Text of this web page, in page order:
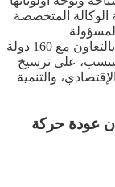
الوكالة المتخصصة
والمستدامة والمتاحة للجميع. وتعمل المنظمة، بالتعاون مع 160 دولة
وأكثر من 500 عضو منتسب، على ترسيخ
والتنمية
عودة حركة